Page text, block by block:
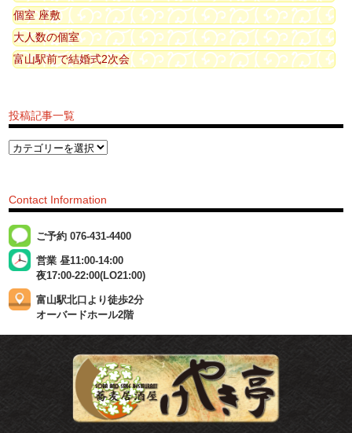
個室 座敷
大人数の個室
富山駅前で結婚式2次会
投稿記事一覧
Contact Information
ご予約 076-431-4400
営業 昼11:00-14:00
夜17:00-22:00(LO21:00)
富山駅北口より徒歩2分
オーバードホール2階